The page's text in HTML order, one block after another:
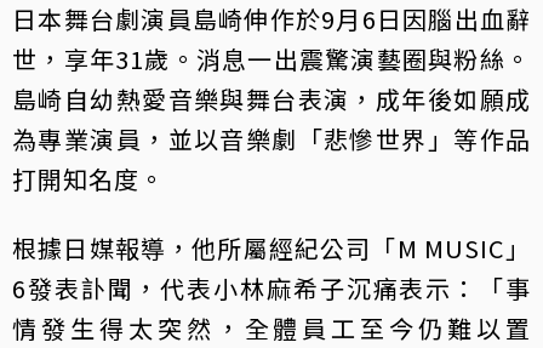
日本舞台劇演員島崎伸作於9月6日因腦出血辭
世，享年31歲。消息一出震驚演藝圈與粉絲。
島崎自幼熱愛音樂與舞台表演，成年後如願成
為專業演員，並以音樂劇「悲慘世界」等作品
打開知名度。
根據日媒報導，他所屬經紀公司「M MUSIC」
6發表訃聞，代表小林麻希子沉痛表示：「事
情發生得太突然，全體員工至今仍難以置